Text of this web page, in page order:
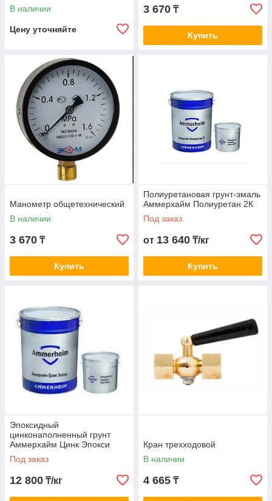
В наличии
Цену уточняйте
3 670 ₸
Купить
Манометр общетехнический
В наличии
3 670 ₸
Купить
Полиуретановая грунт-эмаль
Аммерхайм Полиуретан 2К
Под заказ
от 13 640 ₸/кг
Купить
Эпоксидный
цинконаполненный грунт
Аммерхайм Цинк Эпокси
Под заказ
12 800 ₸/кг
Кран трехходовой
В наличии
4 665 ₸